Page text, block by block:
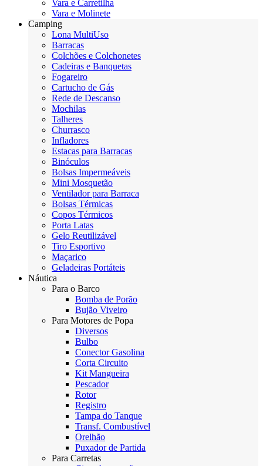
Vara e Carretilha
Vara e Molinete
Camping
Lona MultiUso
Barracas
Colchões e Colchonetes
Cadeiras e Banquetas
Fogareiro
Cartucho de Gás
Rede de Descanso
Mochilas
Talheres
Churrasco
Infladores
Estacas para Barracas
Binóculos
Bolsas Impermeáveis
Mini Mosquetão
Ventilador para Barraca
Bolsas Térmicas
Copos Térmicos
Porta Latas
Gelo Reutilizável
Tiro Esportivo
Maçarico
Geladeiras Portáteis
Náutica
Para o Barco
Bomba de Porão
Bujão Viveiro
Para Motores de Popa
Diversos
Bulbo
Conector Gasolina
Corta Circuito
Kit Mangueira
Pescador
Rotor
Registro
Tampa do Tanque
Transf. Combustível
Orelhão
Puxador de Partida
Para Carretas